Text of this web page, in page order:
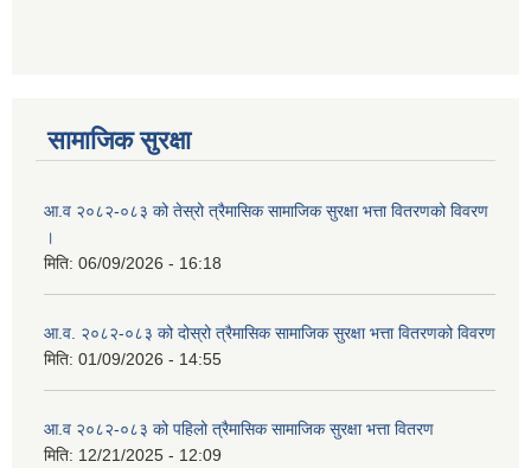
सामाजिक सुरक्षा
आ.व २०८२-०८३ को तेस्रो त्रैमासिक सामाजिक सुरक्षा भत्ता वितरणको विवरण
।
मिति: 06/09/2026 - 16:18
आ.व. २०८२-०८३ को दोस्रो त्रैमासिक सामाजिक सुरक्षा भत्ता वितरणको विवरण
मिति: 01/09/2026 - 14:55
आ.व २०८२-०८३ को पहिलो त्रैमासिक सामाजिक सुरक्षा भत्ता वितरण
मिति: 12/21/2025 - 12:09